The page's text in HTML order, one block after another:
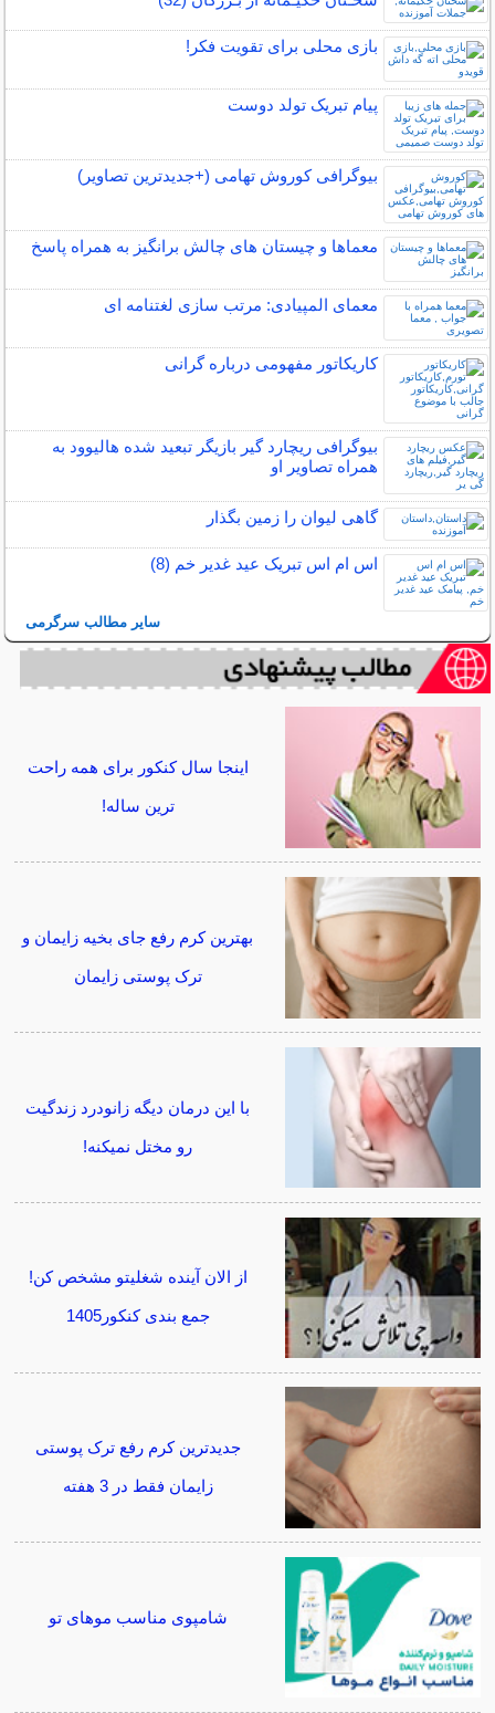
بازی محلی برای تقویت فکر!
پیام تبریک تولد دوست
بیوگرافی کوروش تهامی (+جدیدترین تصاویر)
معماها و چیستان های چالش برانگیز به همراه پاسخ
معمای المپیادی: مرتب سازی لغتنامه ای
کاریکاتور مفهومی درباره گرانی
بیوگرافی ریچارد گیر بازیگر تبعید شده هالیوود به
همراه تصاویر او
گاهی ليوان را زمين بگذار
اس ام اس تبریک عید غدیر خم (8)
سایر مطالب سرگرمی
اینجا سال کنکور برای همه راحت
ترین ساله!
بهترین کرم رفع جای بخیه زایمان و
ترک پوستی زایمان
با این درمان دیگه زانودرد زندگیت
رو مختل نمیکنه!
از الان آینده شغلیتو مشخص کن!
جمع بندی کنکور1405
جدیدترین کرم رفع ترک پوستی
زایمان فقط در 3 هفته
شامپوی مناسب موهای تو